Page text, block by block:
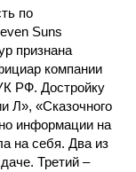
по
Suns
признана
компании
РФ. Достройку
Л», «Сказочного
информации на
на себя. Два из
Третий –